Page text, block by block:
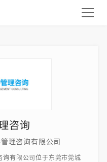
咨询
理咨询有限公司
询有限公司位于东莞市莞城